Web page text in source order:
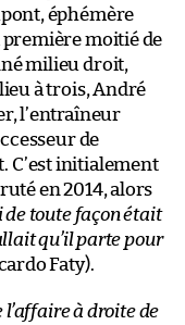
éphémère
moitié de
milieu droit,
à trois, André
l’entraîneur
de
C’est initialement
en 2014, alors
de toute façon était
qu’il parte pour
Faty).
l’affaire à droite de